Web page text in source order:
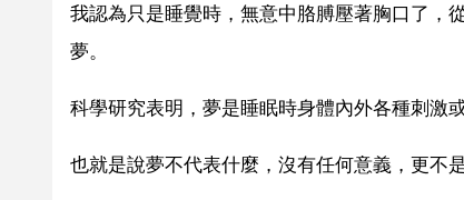
我認為只是睡覺時，無意中胳膊壓著胸口了，
夢。
科學研究表明，夢是睡眠時身體內外各種刺激
也就是說夢不代表什麼，沒有任何意義，更不是